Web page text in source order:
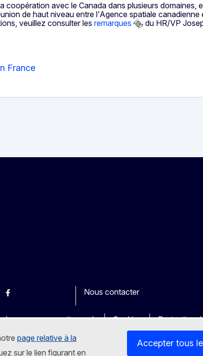
page relative à la
sur le lien figurant en
Accepter tous
avec le Canada dans plusieurs
de haut niveau entre l'Agence spatiale
veuillez consulter les remarques du HR/VP
France
Facebook
Nous contacter
langues sur nos sites web
Cookies Protection